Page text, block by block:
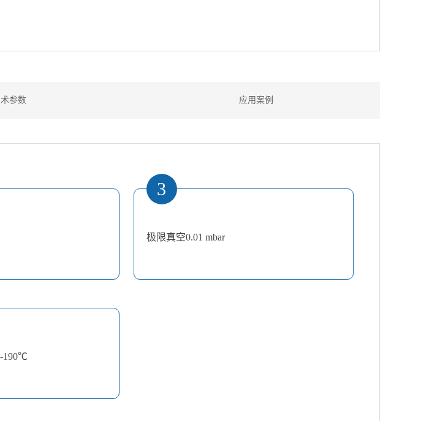
参数 应用案例
极限真空0.01 mbar
3
190℃